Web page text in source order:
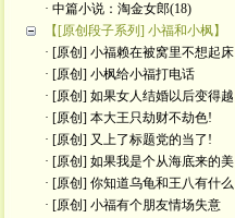
· 中篇小说：淘金女郎(18)
【[原创段子系列] 小福和小枫】
· [原创] 小福赖在被窝里不想起床
· [原创] 小枫给小福打电话
· [原创] 如果女人结婚以后变得越
· [原创] 本大王只劫财不劫色!
· [原创] 又上了标题党的当了!
· [原创] 如果我是个从海底来的美
· [原创] 你知道乌龟和王八有什么
· [原创] 小福有个朋友情场失意